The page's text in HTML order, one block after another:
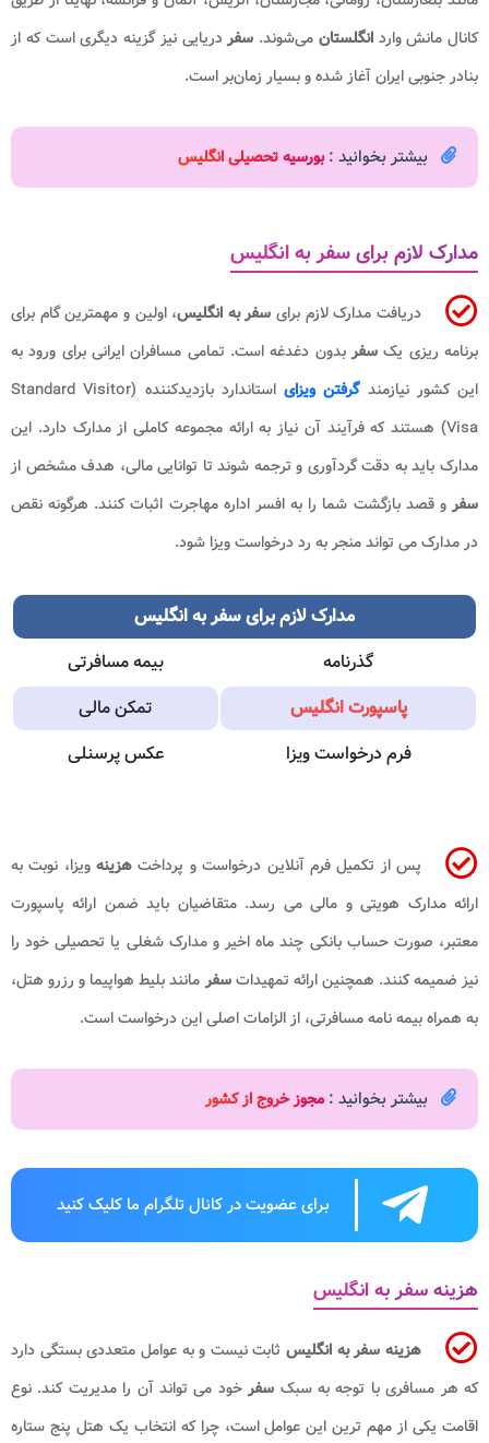
کانال مانش واردانگلستان می‌شوند. سفردریایی نیز گزینه دیگری است که از
بنادر جنوبی ایران آغاز شده و بسیار زمان‌بر است.
بیشتر بخوانید : بورسیه تحصیلی انگلیس
مدارک لازم برای سفر به انگلیس
دریافت مدارک لازم برای سفر به انگلیس، اولین و مهمترین گام برای
برنامه ریزی یک سفربدون دغدغه است. تمامی مسافران ایرانی برای ورود به
این کشور نیازمندگرفتن ویزای
استاندارد بازدیدکننده (Standard Visitor
Visa) هستند که فرآیند آن نیاز به ارائه مجموعه کاملی از مدارک دارد. این
مدارک باید به دقت گردآوری و ترجمه شوند تا توانایی مالی، هدف مشخص از
سفرو قصد بازگشت شما را به افسر اداره مهاجرت اثبات کنند. هرگونه نقص
در مدارک می تواند منجر به رد درخواست ویزا شود.
مدارک لازم برایسفر به انگلیس
گذرنامه
بیمه مسافرتی
پاسپورت انگلیس
تمکن مالی
فرم درخواست ویزا
عکس پرسنلی
پس از تکمیل فرم آنلاین درخواست و پرداخت هزینهویزا، نوبت به
ارائه مدارک هویتی و مالی می رسد. متقاضیان باید ضمن ارائه پاسپورت
معتبر، صورت حساب بانکی چند ماه اخیر و مدارک شغلی یا تحصیلی خود را
نیز ضمیمه کنند. همچنین ارائه تمهیداتسفرمانند بلیط هواپیما و رزرو هتل،
به همراه بیمه نامه مسافرتی، از الزامات اصلی این درخواست است.
بیشتر بخوانید : مجوز خروج از کشور
برای عضویت در کانال تلگرام ما کلیک کنید
هزینه سفر به انگلیس
هزینه سفر به انگلیسثابت نیست و به عوامل متعددی بستگی دارد
که هر مسافری با توجه به سبک سفرخود می تواند آن را مدیریت کند. نوع
اقامت یکی از مهم ترین این عوامل است، چرا که انتخاب یک هتل پنج ستاره